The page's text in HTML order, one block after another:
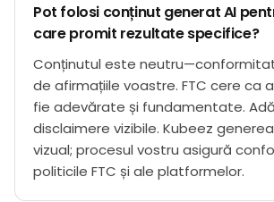
Pot folosi conținut generat AI
care promit rezultate specifice?
Conținutul este
de afirmațiile voastre. FTC cere ca
fie adevărate și fundamentate.
disclaimere vizibile. Kubeez
vizual; procesul vostru asigură
politicile FTC și ale platformelor.